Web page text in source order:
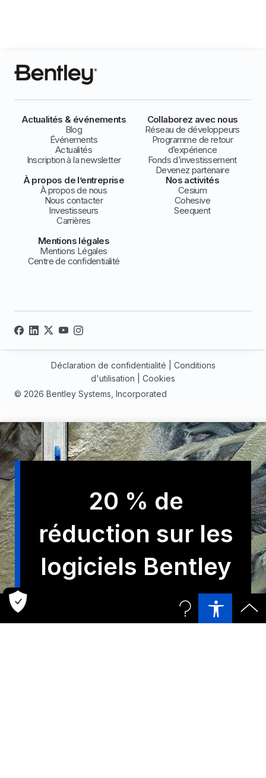
Actualités & événements
Blog
Événements
Actualités
Inscription à la newsletter
Collaborez avec nous
Réseau de développeurs
Programme de retour
d’expérience
Fonds d’investissement
Devenez partenaire
À propos de l’entreprise
À propos de nous
Nous contacter
Investisseurs
Carrières
Nos activités
Cesium
Cohesive
Seequent
Mentions légales
Mentions Légales
Centre de confidentialité
© 2026 Bentley Systems, Incorporated
Déclaration de confidentialité
Conditions
d'utilisation
Cookies
20 % de
réduction sur les
logiciels Bentley
L'OFFRE PREND FIN